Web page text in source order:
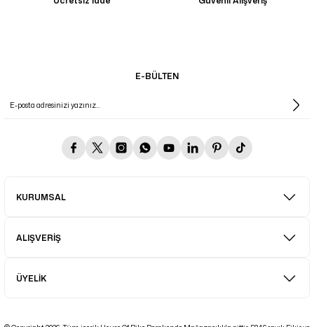
E-BÜLTEN
KURUMSAL
ALIŞVERİŞ
ÜYELİK